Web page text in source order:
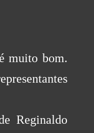
muito bom.
Reginaldo